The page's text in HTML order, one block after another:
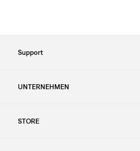
Support
UNTERNEHMEN
STORE